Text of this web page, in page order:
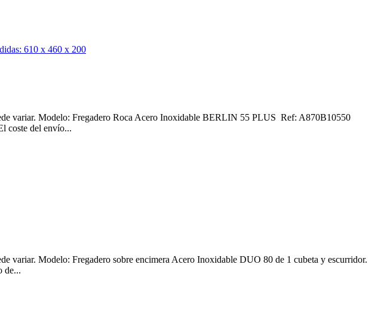
variar. Modelo: Fregadero Roca Acero Inoxidable BERLIN 55 PLUS Ref: A870B10550
coste del envío...
variar. Modelo: Fregadero sobre encimera Acero Inoxidable DUO 80 de 1 cubeta y escurridor.
de...